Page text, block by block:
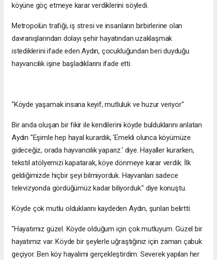
köyüne göç etmeye karar verdiklerini söyledi.
Metropolün trafiği, iş stresi ve insanların birbirlerine olan
davranışlarından dolayı şehir hayatından uzaklaşmak
istediklerini ifade eden Aydın, çocukluğundan beri duyduğu
hayvancılık işine başladıklarını ifade etti.
"Köyde yaşamak insana keyif, mutluluk ve huzur veriyor"
Bir anda oluşan bir fikir ile kendilerini köyde bulduklarını anlatan
Aydın "Eşimle hep hayal kurardık, 'Emekli olunca köyümüze
gideceğiz, orada hayvancılık yaparız.' diye. Hayaller kurarken,
tekstil atölyemizi kapatarak, köye dönmeye karar verdik. İlk
geldiğimizde hiçbir şeyi bilmiyorduk. Hayvanları sadece
televizyonda gördüğümüz kadar biliyorduk." diye konuştu.
Köyde çok mutlu olduklarını kaydeden Aydın, şunları belirtti:
"Hayatımız güzel. Köyde olduğum için çok mutluyum. Güzel bir
hayatımız var. Köyde bir şeylerle uğraştığınız için zaman çabuk
geçiyor. Ben köy hayalimi gerçekleştirdim. Severek yapılan her